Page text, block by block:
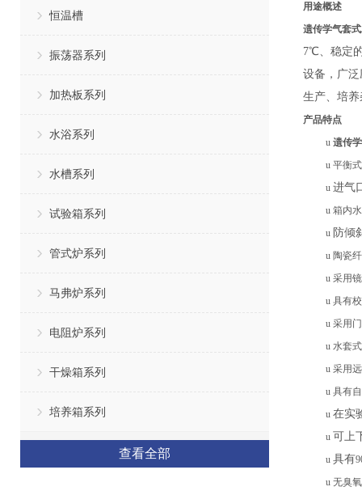
恒温槽
振荡器系列
加热板系列
水浴系列
水槽系列
试验箱系列
管式炉系列
马弗炉系列
电阻炉系列
干燥箱系列
培养箱系列
查看全部
用途概述
遗传学气套
7℃、稳定
设备，广
生产、培
产品特点
u 遗传
u 平衡
u 进气
u 箱内
u 防倾
u 陶瓷
u 采用
u 具有
u 采用
u 水套
u 采用
u 具有
u 在实
u 可上
u 具有
u 无臭